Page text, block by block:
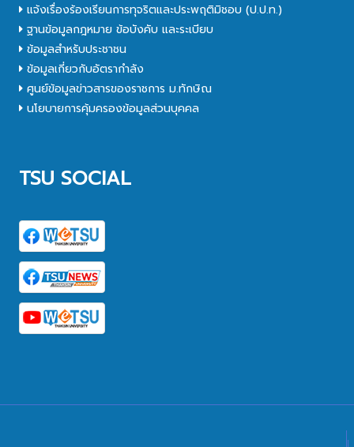
แจ้งเรื่องร้องเรียนการทุจริตและประพฤติมิชอบ (ป.ป.ท.)
ฐานข้อมูลกฎหมาย ข้อบังคับ และระเบียบ
ข้อมูลสำหรับประชาชน
ข้อมูลเกี่ยวกับอัตรากำลัง
ศูนย์ข้อมูลข่าวสารของราชการ ม.ทักษิณ
นโยบายการคุ้มครองข้อมูลส่วนบุคคล
TSU SOCIAL